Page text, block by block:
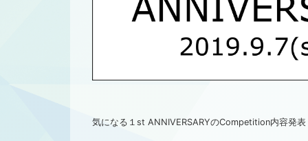
気になる１st ANNIVERSARYのCompetition内容発表